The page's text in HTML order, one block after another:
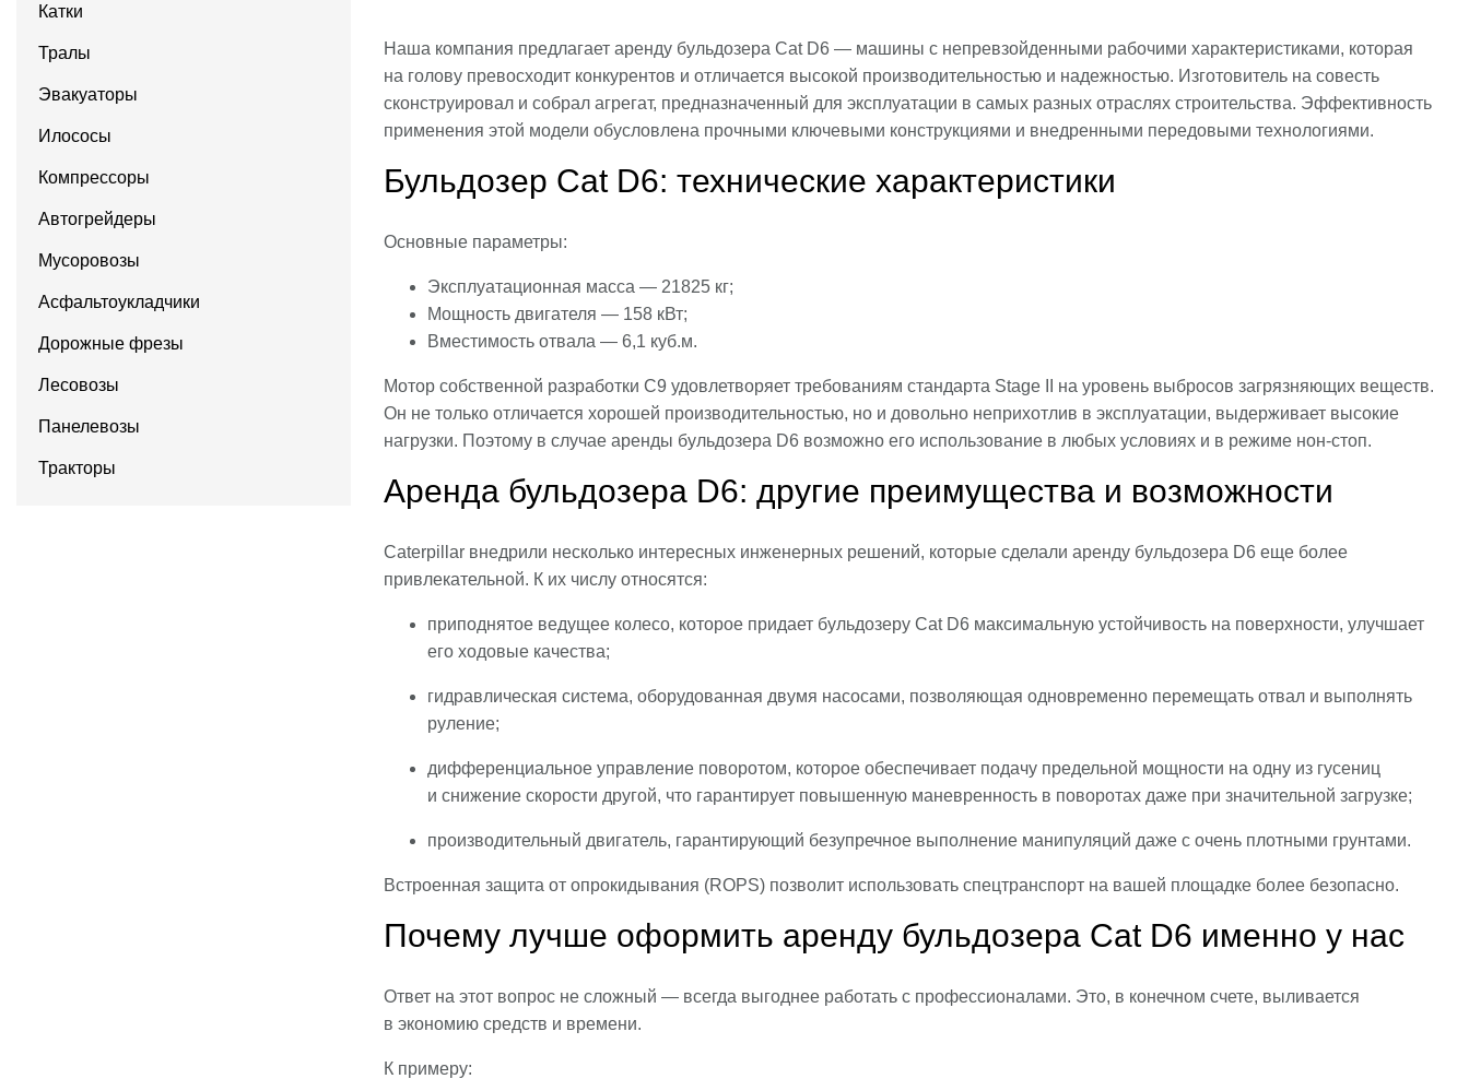
Катки
Тралы
Эвакуаторы
Илососы
Компрессоры
Автогрейдеры
Мусоровозы
Асфальтоукладчики
Дорожные фрезы
Лесовозы
Панелевозы
Тракторы
Наша компания предлагает аренду бульдозера Cat D6 — машины с непревзойденными рабочими характеристиками, которая
на голову превосходит конкурентов и отличается высокой производительностью и надежностью. Изготовитель на совесть
сконструировал и собрал агрегат, предназначенный для эксплуатации в самых разных отраслях строительства. Эффективность
применения этой модели обусловлена прочными ключевыми конструкциями и внедренными передовыми технологиями.
Бульдозер Cat D6: технические характеристики
Основные параметры:
Эксплуатационная масса — 21825 кг;
Мощность двигателя — 158 кВт;
Вместимость отвала — 6,1 куб.м.
Мотор собственной разработки C9 удовлетворяет требованиям стандарта Stage II на уровень выбросов загрязняющих веществ.
Он не только отличается хорошей производительностью, но и довольно неприхотлив в эксплуатации, выдерживает высокие
нагрузки. Поэтому в случае аренды бульдозера D6 возможно его использование в любых условиях и в режиме нон-стоп.
Аренда бульдозера D6: другие преимущества и возможности
Caterpillar внедрили несколько интересных инженерных решений, которые сделали аренду бульдозера D6 еще более
привлекательной. К их числу относятся:
приподнятое ведущее колесо, которое придает бульдозеру Cat D6 максимальную устойчивость на поверхности, улучшает
его ходовые качества;
гидравлическая система, оборудованная двумя насосами, позволяющая одновременно перемещать отвал и выполнять
руление;
дифференциальное управление поворотом, которое обеспечивает подачу предельной мощности на одну из гусениц
и снижение скорости другой, что гарантирует повышенную маневренность в поворотах даже при значительной загрузке;
производительный двигатель, гарантирующий безупречное выполнение манипуляций даже с очень плотными грунтами.
Встроенная защита от опрокидывания (ROPS) позволит использовать спецтранспорт на вашей площадке более безопасно.
Почему лучше оформить аренду бульдозера Cat D6 именно у нас
Ответ на этот вопрос не сложный — всегда выгоднее работать с профессионалами. Это, в конечном счете, выливается
в экономию средств и времени.
К примеру: